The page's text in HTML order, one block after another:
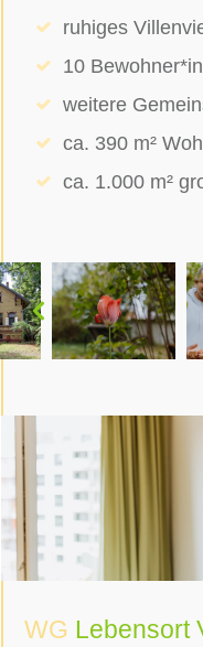
ruhiges
10
weitere
ca. 390 m²
ca. 1.000 m²
WG Lebensort